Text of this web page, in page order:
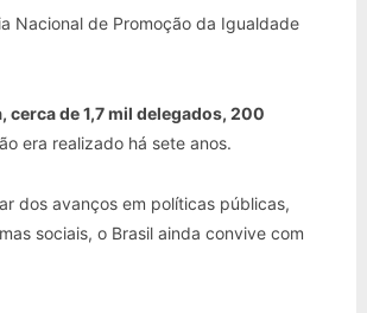
Nacional de Promoção da Igualdade
cerca de 1,7 mil delegados, 200
era realizado há sete anos.
dos avanços em políticas públicas,
sociais, o Brasil ainda convive com